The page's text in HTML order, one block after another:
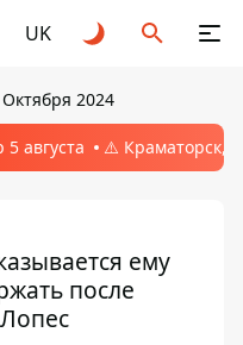
UK
2024
августа ⚠️ Краматорск,
ему
после